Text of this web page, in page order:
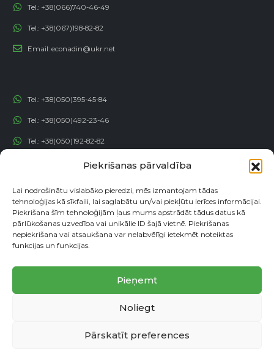
Piekrišanas pārvaldība
Lai nodrošinātu vislabāko pieredzi, mēs izmantojam tādas
tehnoloģijas kā sīkfaili, lai saglabātu un/vai piekļūtu ierīces informācijai.
Piekrišana šīm tehnoloģijām ļaus mums apstrādāt tādus datus kā
pārlūkošanas uzvedība vai unikālie ID šajā vietnē. Piekrišanas
nepiekrišana vai atsaukšana var nelabvēlīgi ietekmēt noteiktas
funkcijas un funkcijas.
Pieņemt
Noliegt
Pārskatīt preferences
Tel.: +38(066)740-46-49
Tel.: +38(067)198-82-82
Email: econadin@ukr.net
Tel.: +38(050)395-45-84
Tel.: +38(050)492-23-46
Tel.: +38(050)192-82-82
contact@econadin.com
SOCIĀLIE TĪKLI